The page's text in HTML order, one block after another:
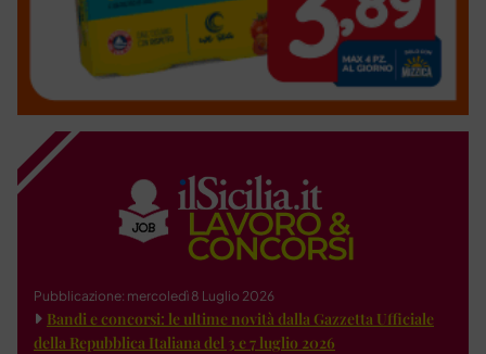
Pubblicazione: mercoledì 8 Luglio 2026
Bandi e concorsi: le ultime novità dalla Gazzetta Ufficiale
della Repubblica Italiana del 3 e 7 luglio 2026